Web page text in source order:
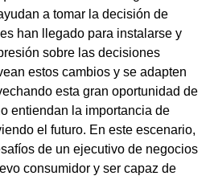
a tomar la decisión de
han llegado para instalarse y
sobre las decisiones
estos cambios y se adapten
esta gran oportunidad de
entiendan la importancia de
el futuro. En este escenario,
de un ejecutivo de negocios
consumidor y ser capaz de